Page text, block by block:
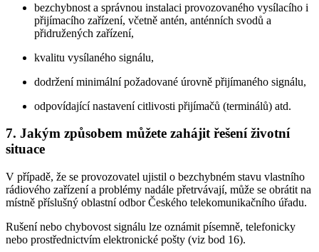
bezchybnost a správnou instalaci provozovaného vysílacího i
přijímacího zařízení, včetně antén, anténních svodů a
přidružených zařízení,
kvalitu vysílaného signálu,
dodržení minimální požadované úrovně přijímaného signálu,
odpovídající nastavení citlivosti přijímačů (terminálů) atd.
7. Jakým způsobem můžete zahájit řešení životní
situace
V případě, že se provozovatel ujistil o bezchybném stavu vlastního
rádiového zařízení a problémy nadále přetrvávají, může se obrátit na
místně příslušný oblastní odbor Českého telekomunikačního úřadu.
Rušení nebo chybovost signálu lze oznámit písemně, telefonicky
nebo prostřednictvím elektronické pošty (viz bod 16).